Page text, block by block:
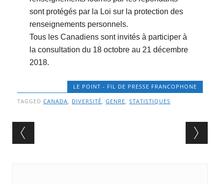
sont protégés par la Loi sur la protection des
renseignements personnels.
Tous les Canadiens sont invités à participer à
la consultation du 18 octobre au 21 décembre
2018.
LE POINT - FIL DE PRESSE FRANCOPHONE
TAGGEDCANADA, DIVERSITÉ,GENRE,STATISTIQUES
Post navigation